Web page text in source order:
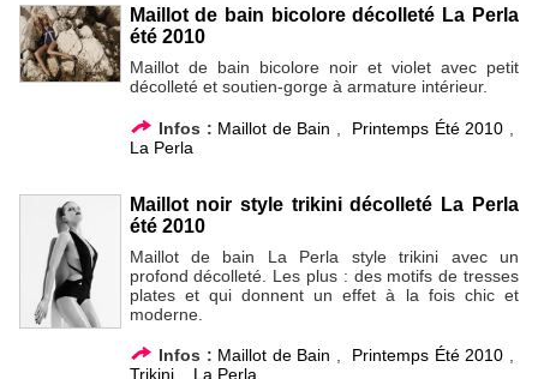
Maillot de bain bicolore décolleté La Perla
été 2010
Maillot de bain bicolore noir et violet avec petit
décolleté et soutien-gorge à armature intérieur.
Infos : Maillot de Bain Printemps Été 2010
La Perla
Maillot noir style trikini décolleté La Perla
été 2010
Maillot de bain La Perla style trikini avec un
profond décolleté. Les plus : des motifs de tresses
plates et qui donnent un effet à la fois chic et
moderne.
Infos : Maillot de Bain Printemps Été 2010
Trikini, La Perla